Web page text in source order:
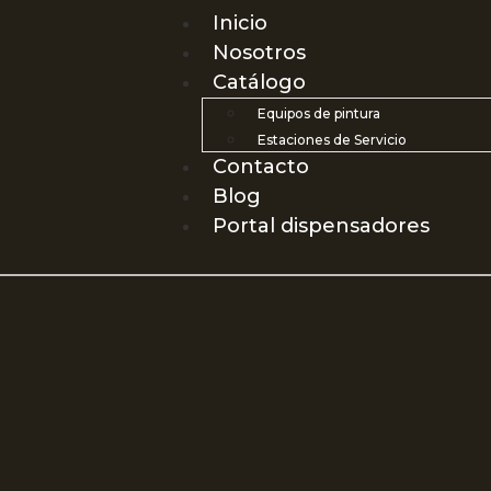
Inicio
Nosotros
Catálogo
Equipos de pintura
Estaciones de Servicio
Contacto
Blog
Portal dispensadores